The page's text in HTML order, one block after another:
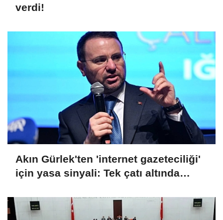
verdi!
Akın Gürlek'ten 'internet gazeteciliği'
için yasa sinyali: Tek çatı altında